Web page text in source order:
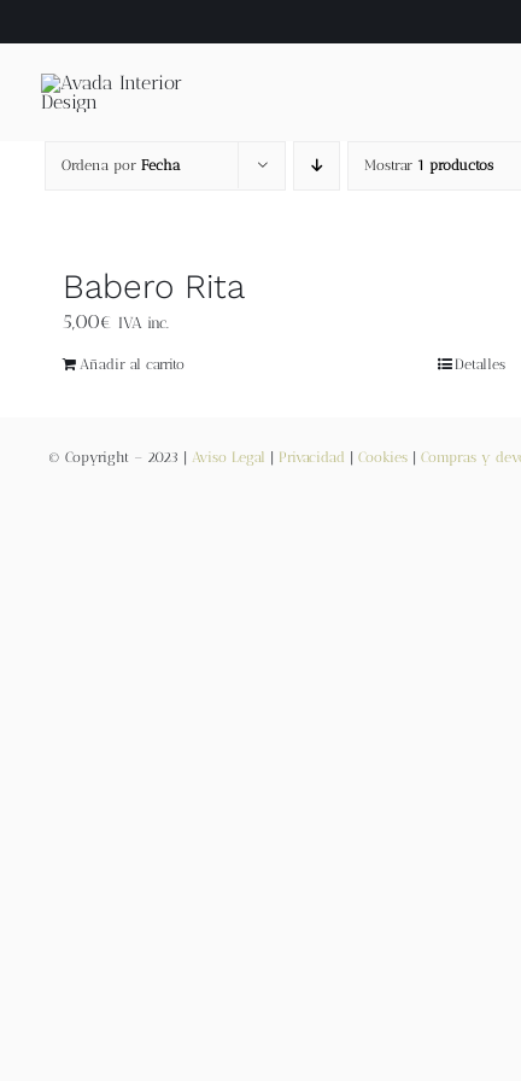
al
Ordena por Fecha Mostrar 1 productos
Babero Rita
5,00€ IVA inc.
Añadir al carrito Detalles
© Copyright – 2023 | Aviso Legal Privacidad Cookies| Compras y